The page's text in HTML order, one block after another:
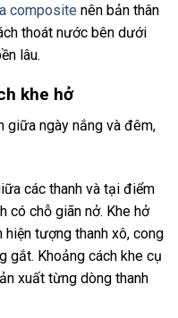
composite nên bản thân
thoát nước bên dưới
lâu.
khe hở
giữa ngày nắng và đêm,
các thanh và tại điểm
có chỗ giãn nở. Khe hở
tượng thanh xô, cong
gắt. Khoảng cách khe cụ
xuất từng dòng thanh